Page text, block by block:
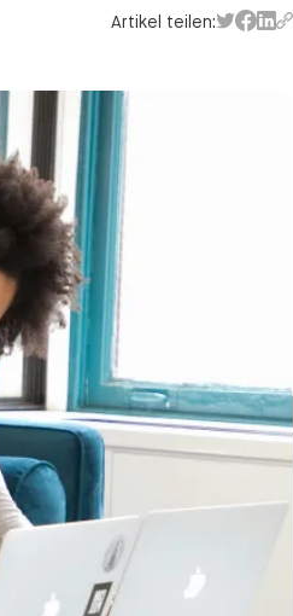
Artikel teilen: